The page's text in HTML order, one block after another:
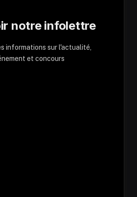
notre infolettre
informations sur l'actualité,
et concours